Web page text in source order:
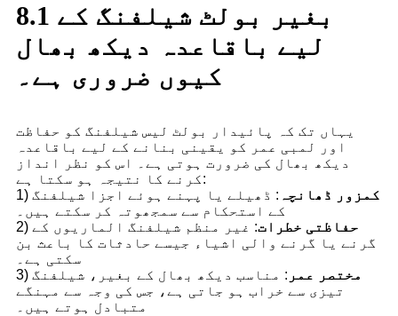
8.1 بغیر بولٹ شیلفنگ کے
لیے باقاعدہ دیکھ بھال
کیوں ضروری ہے۔
یہاں تک کہ پائیدار بولٹ لیس شیلفنگ کو حفاظت
اور لمبی عمر کو یقینی بنانے کے لیے باقاعدہ
دیکھ بھال کی ضرورت ہوتی ہے۔ اس کو نظر انداز
کرنے کا نتیجہ ہو سکتا ہے:
1)
کمزور ڈھانچہ : ڈھیلے یا پہنے ہوئے اجزا شیلفنگ
کے استحکام سے سمجھوتہ کر سکتے ہیں۔
2)
حفاظتی خطرات: غیر منظم شیلفنگ الماریوں کے
گرنے یا گرنے والی اشیاء جیسے حادثات کا باعث بن
سکتی ہے۔
3)
مختصر عمر : مناسب دیکھ بھال کے بغیر، شیلفنگ
تیزی سے خراب ہو جاتی ہے، جس کی وجہ سے مہنگے
متبادل ہوتے ہیں۔